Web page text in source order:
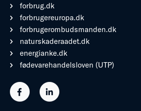
forbrug.dk
forbrugereuropa.dk
forbrugerombudsmanden.dk
naturskaderaadet.dk
energianke.dk
fødevarehandelsloven (UTP)